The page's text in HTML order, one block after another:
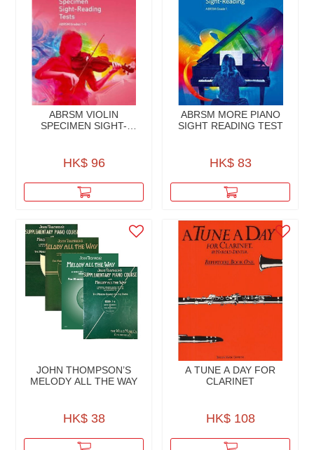
ABRSM VIOLIN
SPECIMEN SIGHT-
HK$ 96
ABRSM MORE PIANO
SIGHT READING TEST
HK$ 83
JOHN THOMPSON’S
MELODY ALL THE WAY
HK$ 38
A TUNE A DAY FOR
CLARINET
HK$ 108